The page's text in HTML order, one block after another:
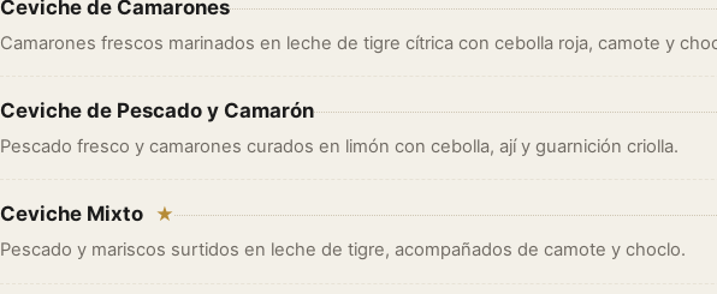
Ceviche de Camarones
Camarones frescos marinados en leche de tigre cítrica con cebolla roja, camote y
Ceviche de Pescado y Camarón
Pescado fresco y camarones curados en limón con cebolla, ají y guarnición criolla.
Ceviche Mixto ★
Pescado y mariscos surtidos en leche de tigre, acompañados de camote y choclo.